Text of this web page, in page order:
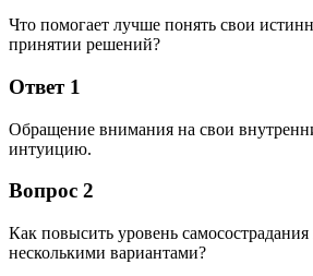
Что помогает лучше понять свои
принятии решений?
Ответ 1
Обращение внимания на свои
интуицию.
Вопрос 2
Как повысить уровень
несколькими вариантами?